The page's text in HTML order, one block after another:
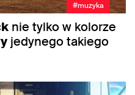
#muzyka
nie tylko w kolorze
jedynego takiego